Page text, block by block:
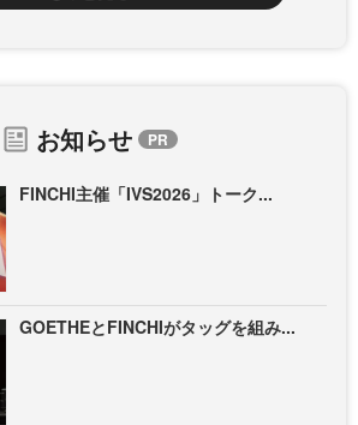
お知らせ
FINCHI主催「IVS2026」トーク...
GOETHEとFINCHIがタッグを組み...